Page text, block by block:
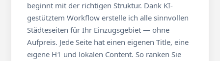
beginnt mit der richtigen Struktur. Dank KI-
gestütztem Workflow erstelle ich alle sinnvollen
Städteseiten für Ihr Einzugsgebiet — ohne
Aufpreis. Jede Seite hat einen eigenen Title, eine
eigene H1 und lokalen Content. So ranken Sie